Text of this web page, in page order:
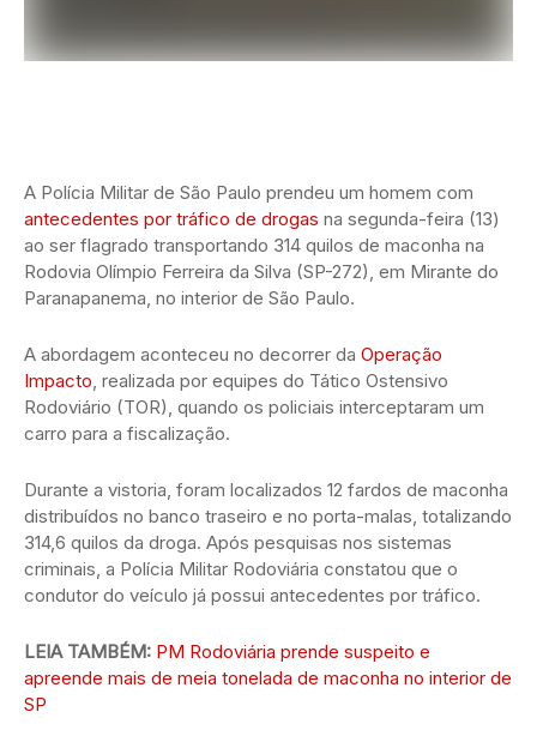
A Polícia Militar de São Paulo prendeu um homem com
antecedentes por tráfico de drogas na segunda-feira (13)
ao ser flagrado transportando 314 quilos de maconha na
Rodovia Olímpio Ferreira da Silva (SP-272), em Mirante do
Paranapanema, no interior de São Paulo.
A abordagem aconteceu no decorrer da Operação
Impacto, realizada por equipes do Tático Ostensivo
Rodoviário (TOR), quando os policiais interceptaram um
carro para a fiscalização.
Durante a vistoria, foram localizados 12 fardos de maconha
distribuídos no banco traseiro e no porta-malas, totalizando
314,6 quilos da droga. Após pesquisas nos sistemas
criminais, a Polícia Militar Rodoviária constatou que o
condutor do veículo já possui antecedentes por tráfico.
LEIA TAMBÉM: PM Rodoviária prende suspeito e
apreende mais de meia tonelada de maconha no interior de
SP